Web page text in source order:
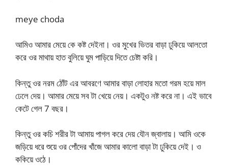
meye choda
আমিও আমার মেয়ে কে কষ্ট দেইনা। ওর মুখের ভিতর বাড়া ঢুকিয়ে আলতো
করে ওর মাথায় হাত বুলিয়ে ঘুম পাড়িয়ে দিতে চেষ্টা করি।
কিন্তু ওর নরম ঠোঁট এর আবরণে আমার বাড়া লোহার মতো গরম হয়ে মাল
ঢেলে দেয়। আমার মেয়ে সব টা খেয়ে নেয়। একটুও নষ্ট করে না। এই ভাবে
কেটে গেল 7 বছর।
কিন্তু ওর কচি শরীর টা আমায় পাগল করে দেয় যৌন জ্বালায়। আমি ওকে
জড়িয়ে ধরে শুয়ে ওর পোঁদের খাঁজে আমার কালো বাড়া টা ঢুকিয়ে দেই। ও
ককিয়ে ওঠে।